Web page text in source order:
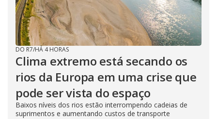
DO R7/HÁ 4 HORAS
Clima extremo está secando os
rios da Europa em uma crise que
pode ser vista do espaço
Baixos níveis dos rios estão interrompendo cadeias de
suprimentos e aumentando custos de transporte